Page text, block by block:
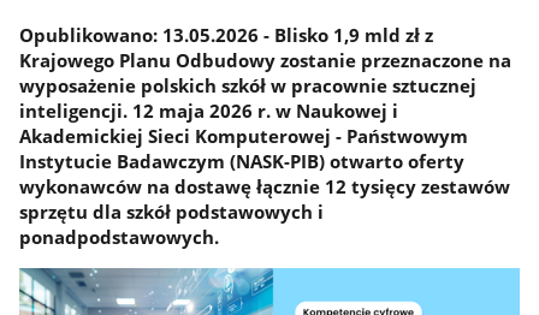
​​​Opublikowano: 13.05.2026 - Blisko 1,9 mld zł z
Krajowego Planu Odbudowy zostanie przeznaczone na
wyposażenie polskich szkół w pracownie sztucznej
inteligencji. 12 maja 2026 r. w Naukowej i
Akademickiej Sieci Komputerowej - Państwowym
Instytucie Badawczym (NASK-PIB) otwarto oferty
wykonawców na dostawę łącznie 12 tysięcy zestawów
sprzętu dla szkół podstawowych i
ponadpodstawowych.